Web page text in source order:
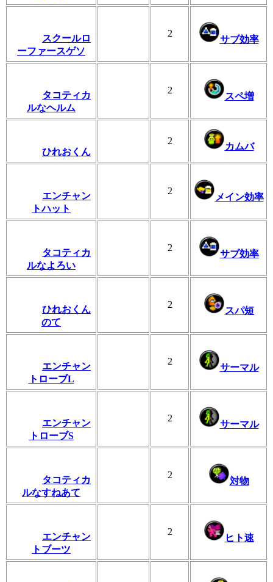
スクールロ
ーファースゲソ
2
サブ効率
タコティカ
ルなヘルム
2
スペ増
ひれおくん
2
カムバ
エンチャン
トハット
2
メイン効率
タコティカ
ルなよろい
2
サブ効率
ひれおくん
のて
2
スパ短
エンチャン
トローブL
2
サーマル
エンチャン
トローブS
2
サーマル
タコティカ
ルなすねあて
2
対物
エンチャン
トブーツ
2
ヒト速